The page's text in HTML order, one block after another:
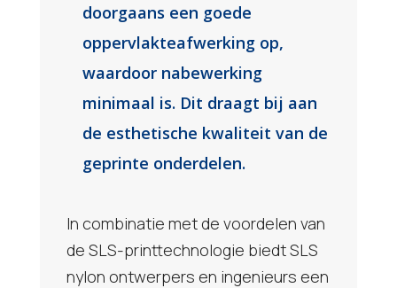
doorgaans een goede
oppervlakteafwerking op,
waardoor nabewerking
minimaal is. Dit draagt bij aan
de esthetische kwaliteit van de
geprinte onderdelen.
In combinatie met de voordelen van
de SLS-printtechnologie biedt SLS
nylon ontwerpers en ingenieurs een